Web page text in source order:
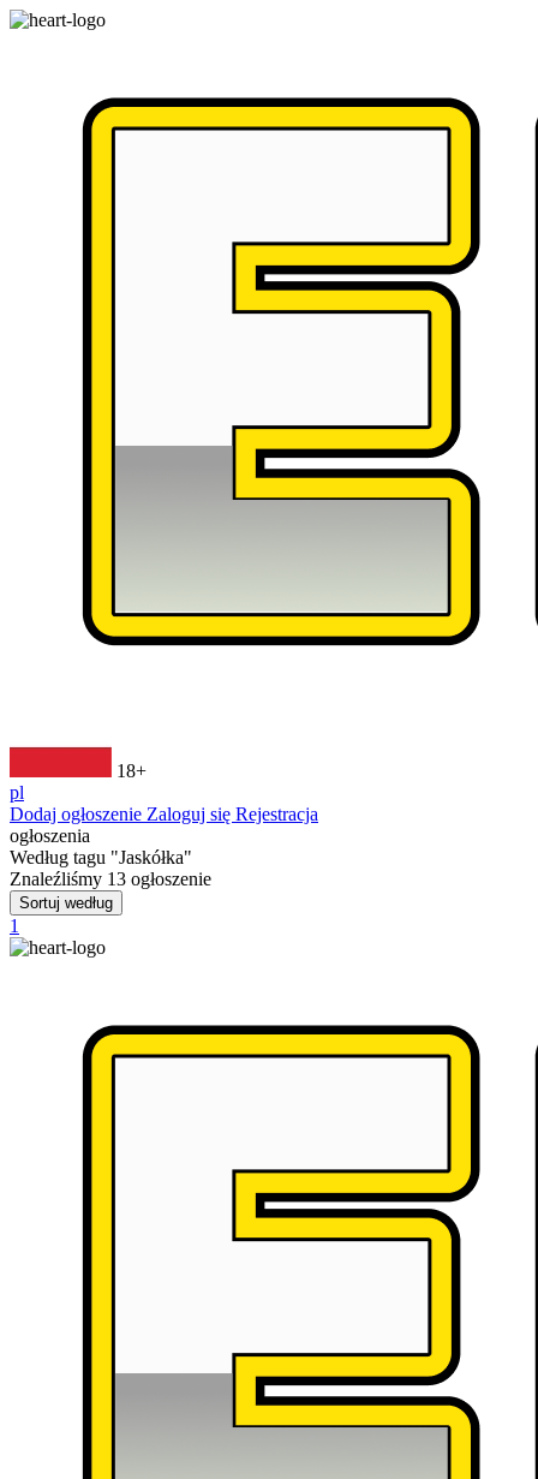
18+
pl
Dodaj ogłoszenie Zaloguj się Rejestracja
ogłoszenia
Według tagu "Jaskółka"
Znaleźliśmy 13 ogłoszenie
Sortuj według
1